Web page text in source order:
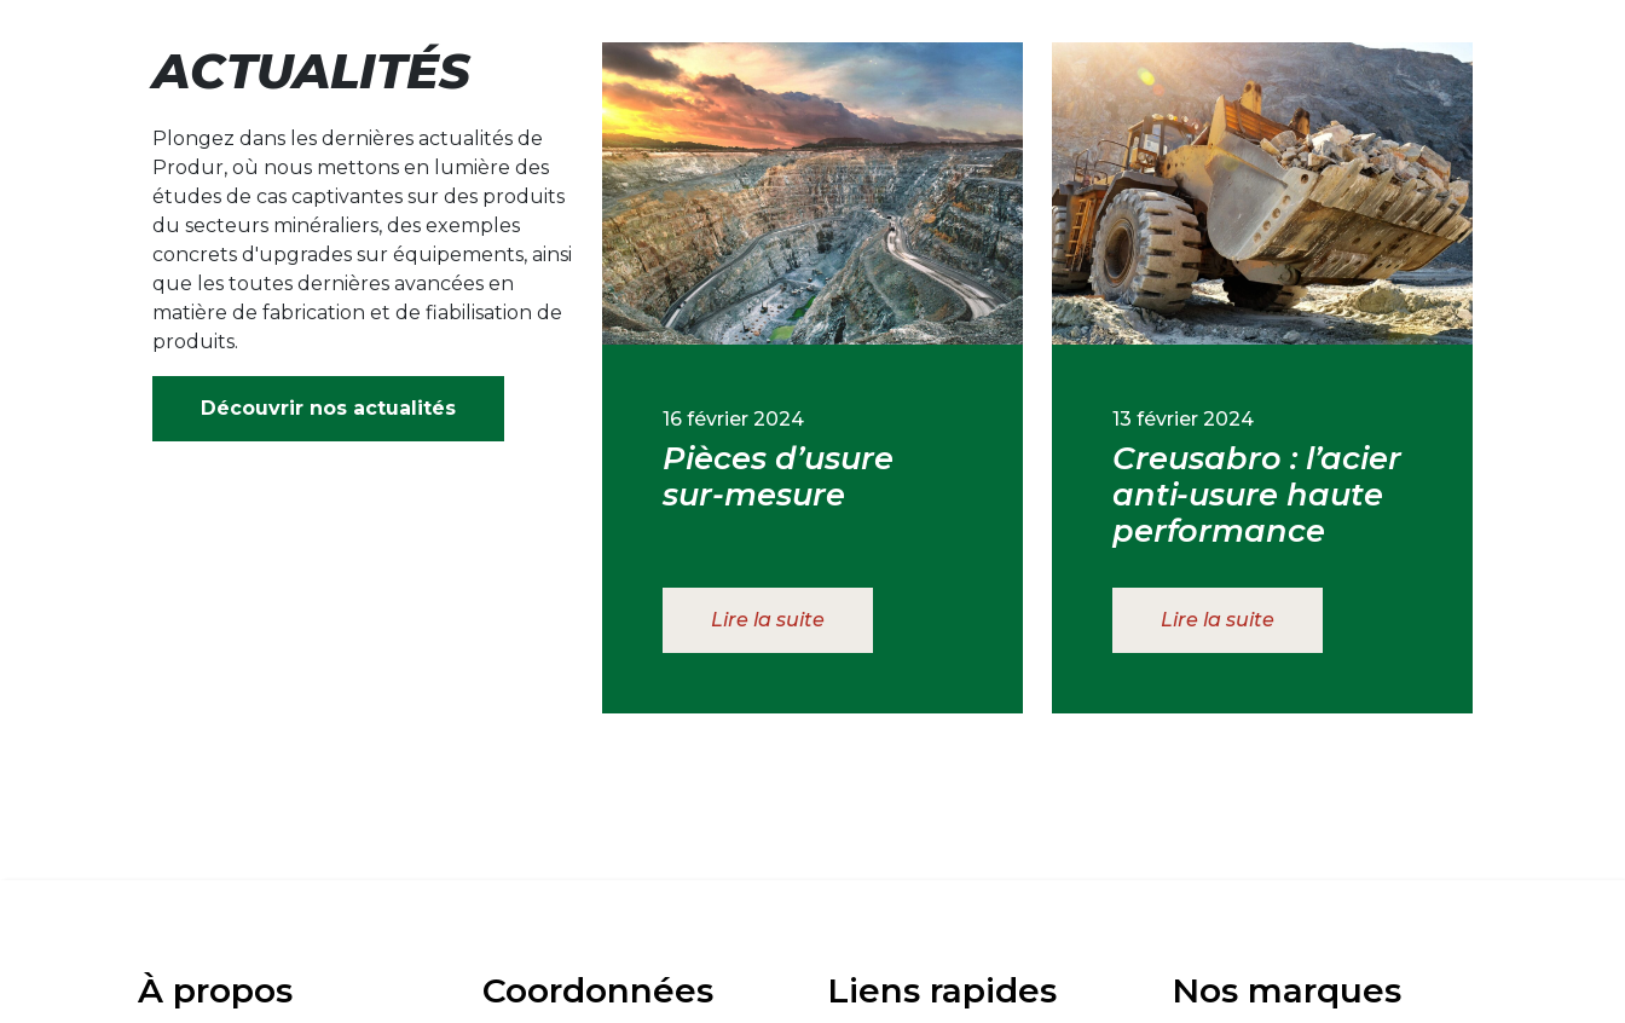
ACTUALITÉS
Plongez dans les dernières actualités de
Produr, où nous mettons en lumière des
études de cas captivantes sur des produits
du secteurs minéraliers, des exemples
concrets d'upgrades sur équipements, ainsi
que les toutes dernières avancées en
matière de fabrication et de fiabilisation de
produits.
Découvrir nos actualités 16 février 2024
Pièces d’usure
sur-mesure
Lire la suite
13 février 2024
Creusabro : l’acier
anti-usure haute
performance
Lire la suite
À propos Coordonnées Liens rapides Nos marques